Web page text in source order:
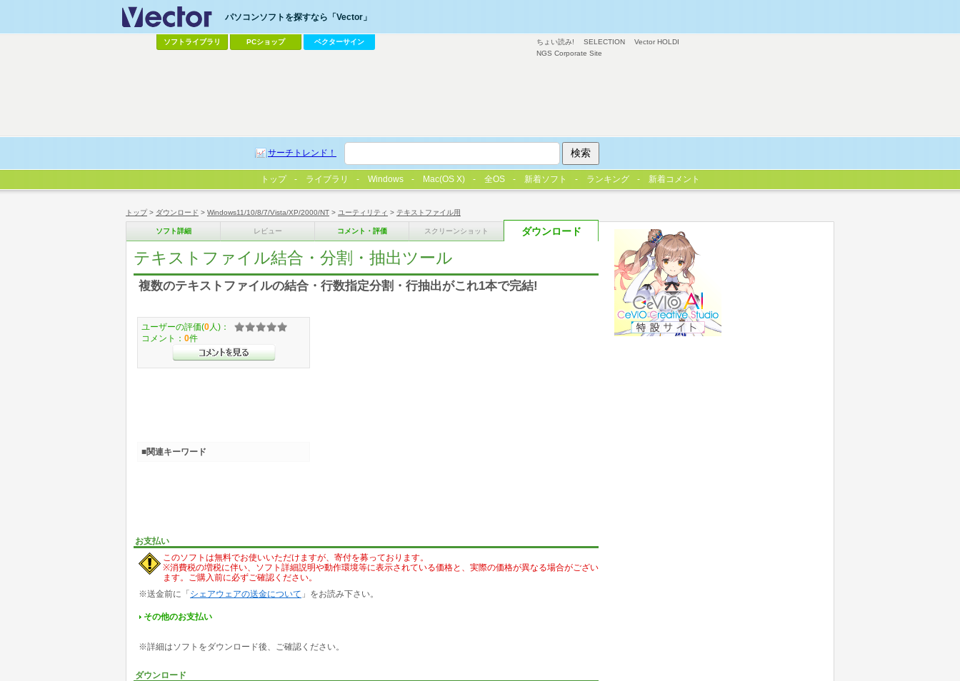
トップ> ダウンロード > Windows11/10/8/7/Vista/XP/2000/NT > ユーティリティ > テキストファイル用
ソフト詳細 レビュー コメント・評価 スクリーンショット ダウンロード
テキストファイル結合・分割・抽出ツール
複数のテキストファイルの結合・行数指定分割・行抽出がこれ1本で完結!
お支払い
このソフトは無料でお使いいただけますが、寄付を募っております。
※消費税の増税に伴い、ソフト詳細説明や動作環境等に表示されている価格と、実際の価格が異なる場合がござい
ます。ご購入前に必ずご確認ください。
※送金前に「シェアウェアの送金について 」をお読み下さい。
その他のお支払い
※詳細はソフトをダウンロード後、ご確認ください。
ダウンロード
ユーザーの評価(0 人)：
コメント： 0件
■関連キーワード
ちょい読み! SELECTION
Vector HOLDI
NGS Corporate Site
パソコンソフトを探すなら「Vector」
ソフトライブラリ PCショップ ベクターサイン
サーチトレンド！
トップ ライブラリ Windows Mac(OS X) 全OS 新着ソフト ランキング 新着コメント